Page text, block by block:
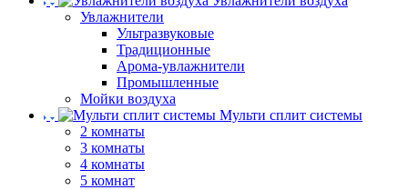
Увлажнители
Ультразвуковые
Традиционные
Арома-увлажнители
Промышленные
Мойки воздуха
Мульти сплит системы
2 комнаты
3 комнаты
4 комнаты
5 комнат